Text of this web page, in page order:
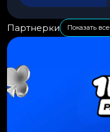
Партнерки Показать все